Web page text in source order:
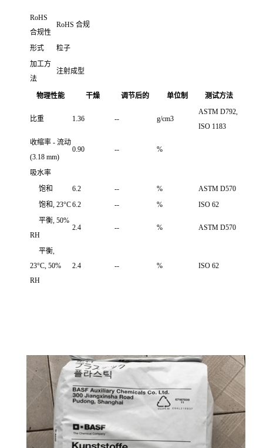
RoHS
合规性
RoHS 合规
形式
粒子
加工方
法
注射成型
物理性能 干燥 调节后的 单位制 测试方法
比重 1.36 -- g/cm3
ASTM D792,
ISO 1183
收缩率 - 流动
(3.18 mm)
0.90 -- %
吸水率
饱和
6.2 -- %
ASTM D570
饱和, 23°C6.2 -- %
ISO 62
平衡, 50%
RH
2.4 -- % ASTM D570
平衡,
23°C, 50%
RH
2.4 -- % ISO 62